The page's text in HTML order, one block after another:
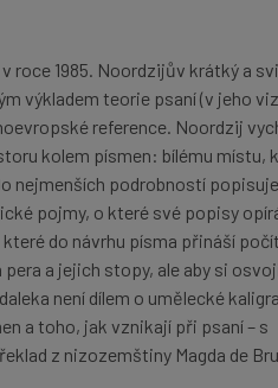
roce 1985. Noordzijův krátký a
výkladem teorie psaní (v jeho
reference. Noordzij
kolem písmen: bílému místu,
nejmenších podrobností
pojmy, o které své popisy
do návrhu písma přináší
a jejich stopy, ale aby si
není dílem o umělecké
a toho, jak vznikají při psaní – s
z nizozemštiny Magda de